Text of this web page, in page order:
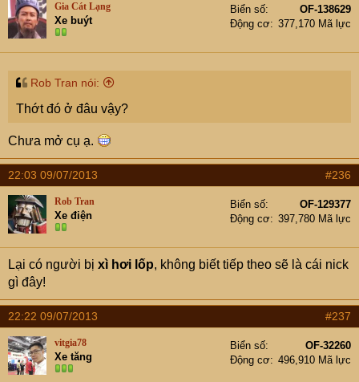
Gia Cát Lạng
Xe buýt
Biển số
OF-138629
Động cơ
377,170 Mã lực
Rob Tran nói:
Thớt đó ở đâu vậy?
Chưa mở cụ ạ.
22:03 09/07/2013 #236
Rob Tran
Xe điện
Biển số
OF-129377
Động cơ
397,780 Mã lực
Lại có người bị xì hơi lốp, không biết tiếp theo sẽ là cái nick
gì đây!
22:22 09/07/2013 #237
vitgia78
Xe tăng
Biển số
OF-32260
Động cơ
496,910 Mã lực